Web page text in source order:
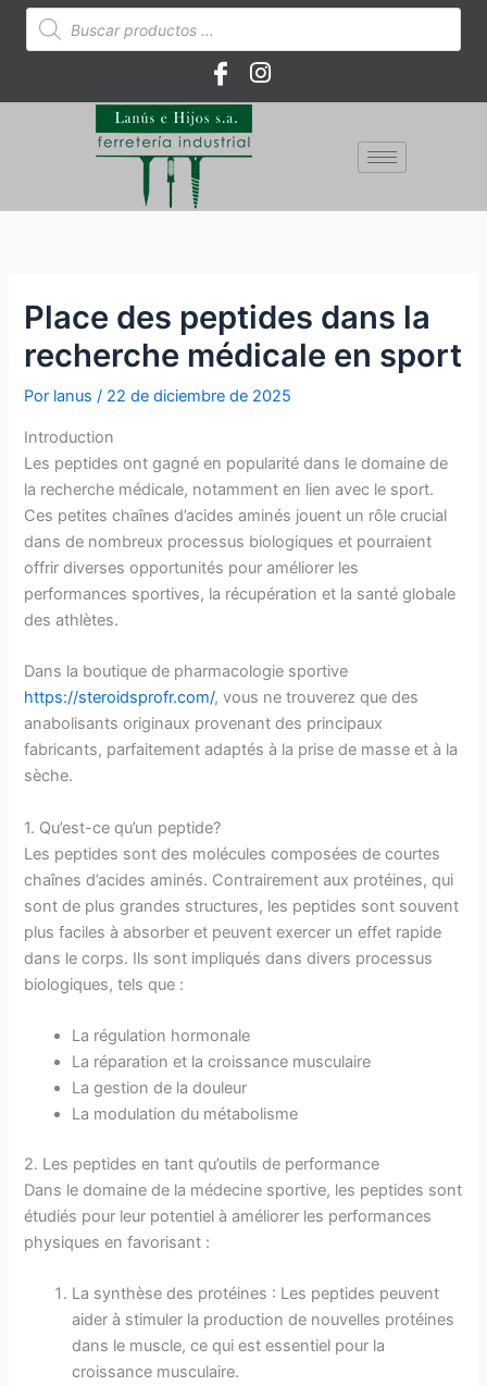
Búsqueda
de
productos
Place des peptides dans la
recherche médicale en sport
Por lanus/ 22 de diciembre de 2025
Introduction
Les peptides ont gagné en popularité dans le domaine de
la recherche médicale, notamment en lien avec le sport.
Ces petites chaînes d’acides aminés jouent un rôle crucial
dans de nombreux processus biologiques et pourraient
offrir diverses opportunités pour améliorer les
performances sportives, la récupération et la santé globale
des athlètes.
Dans la boutique de pharmacologie sportive
https://steroidsprofr.com/, vous ne trouverez que des
anabolisants originaux provenant des principaux
fabricants, parfaitement adaptés à la prise de masse et à la
sèche.
1. Qu’est-ce qu’un peptide?
Les peptides sont des molécules composées de courtes
chaînes d’acides aminés. Contrairement aux protéines, qui
sont de plus grandes structures, les peptides sont souvent
plus faciles à absorber et peuvent exercer un effet rapide
dans le corps. Ils sont impliqués dans divers processus
biologiques, tels que :
La régulation hormonale
La réparation et la croissance musculaire
La gestion de la douleur
La modulation du métabolisme
2. Les peptides en tant qu’outils de performance
Dans le domaine de la médecine sportive, les peptides sont
étudiés pour leur potentiel à améliorer les performances
physiques en favorisant :
La synthèse des protéines : Les peptides peuvent
aider à stimuler la production de nouvelles protéines
dans le muscle, ce qui est essentiel pour la
croissance musculaire.